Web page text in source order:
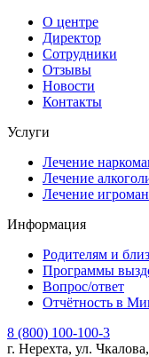
О центре
Директор
Сотрудники
Отзывы
Новости
Контакты
Услуги
Лечение
Лечение
Лечение
Информация
Родителям и
Программы
Вопрос/ответ
Отчётность в
8 (800) 100-100-3
г. Нерехта, ул.